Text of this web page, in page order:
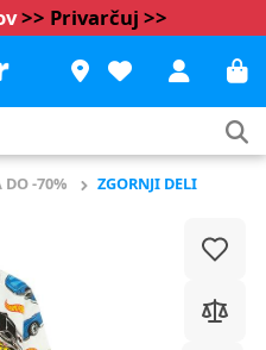
>> Privarčuj >>
DO -70% ZGORNJI DELI